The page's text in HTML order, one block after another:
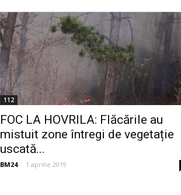
112
FOC LA HOVRILA: Flăcările au
mistuit zone întregi de vegetație
uscată...
BM24 - 1 aprilie 2019